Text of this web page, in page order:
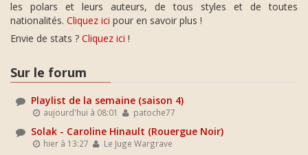
les polars et leurs auteurs, de tous styles et de toutes
nationalités. Cliquez ici pour en savoir plus !
Envie de stats ? Cliquez ici !
Sur le forum
Playlist de la semaine (saison 4)
aujourd'hui à 08:01 patoche77
Solak - Caroline Hinault (Rouergue Noir)
hier à 13:27 Le Juge Wargrave